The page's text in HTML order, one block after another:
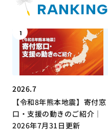
RANKING
1
2026.7
【令和8年熊本地震】寄付窓
口・支援の動きのご紹介｜
2026年7月31日更新